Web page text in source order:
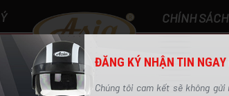
ĐĂNG KÝ NHẬN TIN
Chúng tôi cam kết sẽ không gửi
CHÍNH SÁCH
0